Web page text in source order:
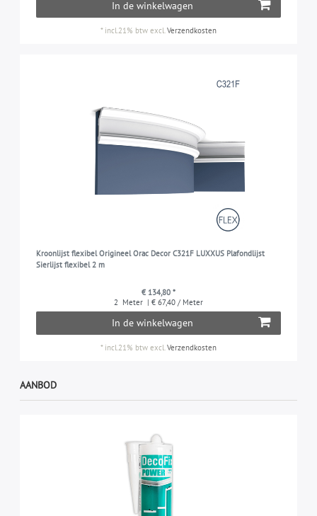
In de winkelwagen
* incl.21% btw excl.Verzendkosten
Kroonlijst flexibel Origineel Orac Decor C321F LUXXUS Plafondlijst
Sierlijst flexibel 2 m
€ 134,80 *
2 Meter | € 67,40 / Meter
In de winkelwagen
* incl.21% btw excl.Verzendkosten
AANBOD